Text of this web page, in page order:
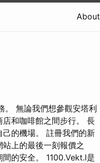
About
。 無論我們想參觀安塔利
和咖啡館之間步行。 長
的機場。 註冊我們的新
上的最後一刻報價之
的安全。 1100.Vekt.l是